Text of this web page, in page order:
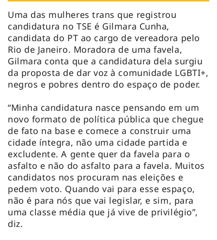
Uma das mulheres trans que registrou
candidatura no TSE é Gilmara Cunha,
candidata do PT ao cargo de vereadora pelo
Rio de Janeiro. Moradora de uma favela,
Gilmara conta que a candidatura dela surgiu
da proposta de dar voz à comunidade LGBTI+,
negros e pobres dentro do espaço de poder.
“Minha candidatura nasce pensando em um
novo formato de política pública que chegue
de fato na base e comece a construir uma
cidade íntegra, não uma cidade partida e
excludente. A gente quer da favela para o
asfalto e não do asfalto para a favela. Muitos
candidatos nos procuram nas eleições e
pedem voto. Quando vai para esse espaço,
não é para nós que vai legislar, e sim, para
uma classe média que já vive de privilégio”,
diz.